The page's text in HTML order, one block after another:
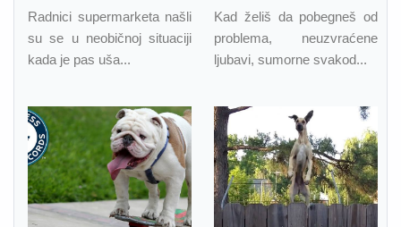
Radnici supermarketa našli
su se u neobičnoj situaciji
kada je pas uša...
Kad želiš da pobegneš od
problema, neuzvraćene
ljubavi, sumorne svakod...